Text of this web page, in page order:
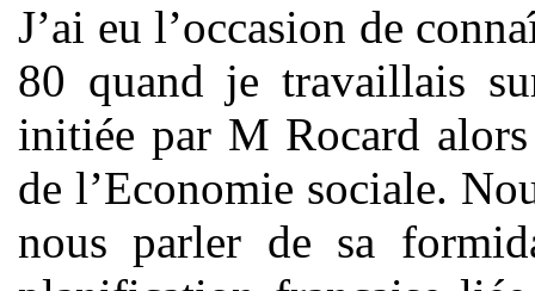
J’ai eu l’occasion de
80 quand je travaillais
initiée par M Rocard
de l’Economie sociale.
nous parler de sa